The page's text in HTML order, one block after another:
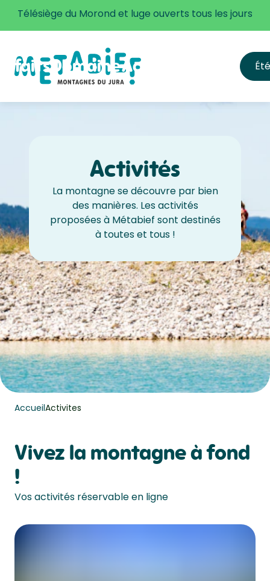
Télésiège du Morond et luge ouverts tous les jours
DomaineActivités Été
Activités
La montagne se découvre par bien
des manières. Les activités
proposées à Métabief sont destinés
à toutes et tous !
AccueilActivites
Vivez la montagne à fond
!
Vos activités réservable en ligne